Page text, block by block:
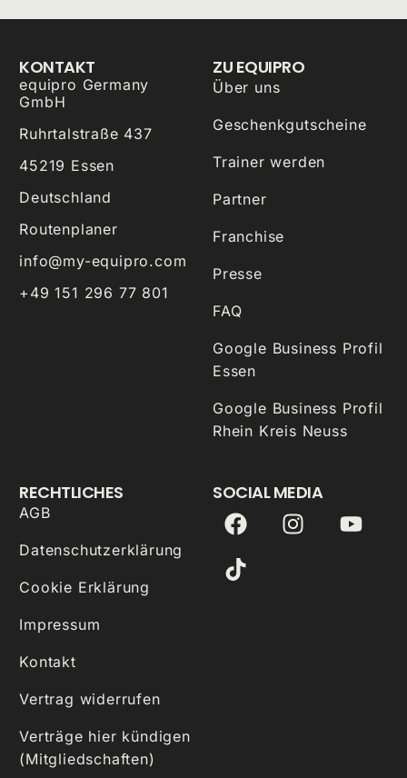
KONTAKT
equipro Germany
GmbH
Ruhrtalstraße 437
45219 Essen
Deutschland
Routenplaner
info@my-equipro.com
+49 151 296 77 801
ZU EQUIPRO
Über uns
Geschenkgutscheine
Trainer werden
Partner
Franchise
Presse
FAQ
Google Business Profil
Essen
Google Business Profil
Rhein Kreis Neuss
RECHTLICHES
AGB
Datenschutzerklärung
Cookie Erklärung
Impressum
Kontakt
Vertrag widerrufen
Verträge hier kündigen
(Mitgliedschaften)
SOCIAL MEDIA